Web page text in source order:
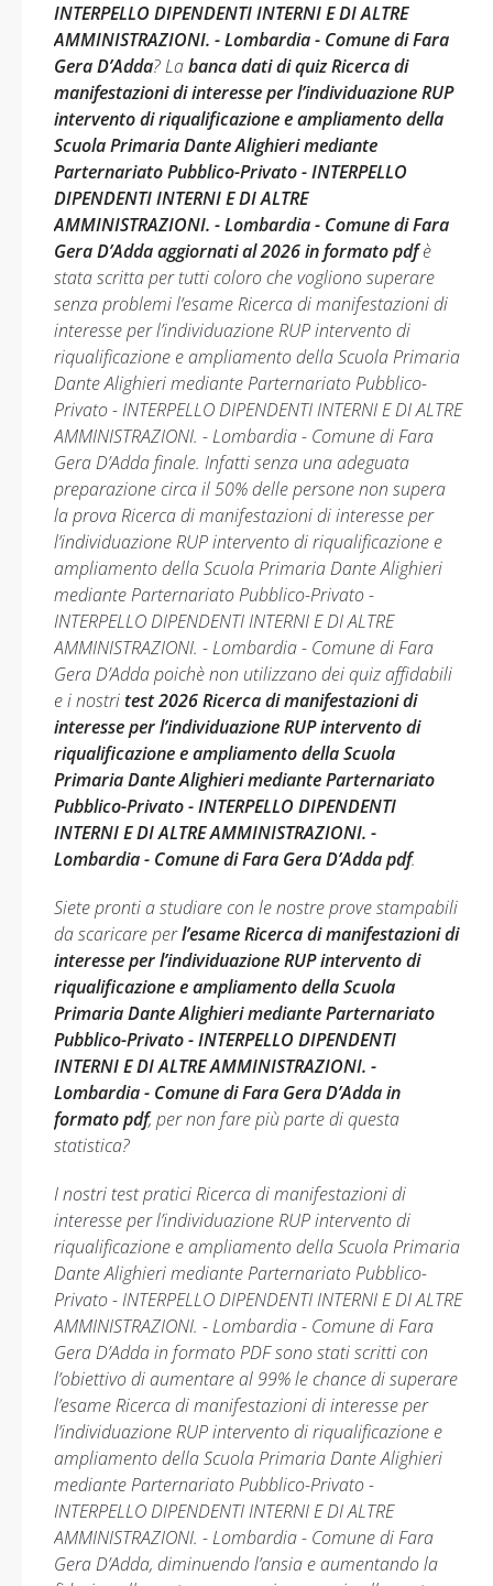
INTERPELLO DIPENDENTI INTERNI E DI ALTRE
AMMINISTRAZIONI. - Lombardia - Comune di Fara
Gera D’Adda? Labanca dati di quiz Ricerca di
manifestazioni di interesse per l’individuazione RUP
intervento di riqualificazione e ampliamento della
Scuola Primaria Dante Alighieri mediante
Parternariato Pubblico-Privato - INTERPELLO
DIPENDENTI INTERNI E DI ALTRE
AMMINISTRAZIONI. - Lombardia - Comune di Fara
Gera D’Adda aggiornati al 2026 in formato pdfè
stata scritta per tutti coloro che vogliono superare
senza problemi l’esame Ricerca di manifestazioni di
interesse per l’individuazione RUP intervento di
riqualificazione e ampliamento della Scuola Primaria
Dante Alighieri mediante Parternariato Pubblico-
Privato - INTERPELLO DIPENDENTI INTERNI E DI ALTRE
AMMINISTRAZIONI. - Lombardia - Comune di Fara
Gera D’Adda finale. Infatti senza una adeguata
preparazione circa il 50% delle persone non supera
la prova Ricerca di manifestazioni di interesse per
l’individuazione RUP intervento di riqualificazione e
ampliamento della Scuola Primaria Dante Alighieri
mediante Parternariato Pubblico-Privato -
INTERPELLO DIPENDENTI INTERNI E DI ALTRE
AMMINISTRAZIONI. - Lombardia - Comune di Fara
Gera D’Adda poichè non utilizzano dei quiz affidabili
e i nostri test 2026 Ricerca di manifestazioni di
interesse per l’individuazione RUP intervento di
riqualificazione e ampliamento della Scuola
Primaria Dante Alighieri mediante Parternariato
Pubblico-Privato - INTERPELLO DIPENDENTI
INTERNI E DI ALTRE AMMINISTRAZIONI. -
Lombardia - Comune di Fara Gera D’Adda pdf.
Siete pronti a studiare con le nostre prove stampabili
da scaricare perl’esame Ricerca di manifestazioni di
interesse per l’individuazione RUP intervento di
riqualificazione e ampliamento della Scuola
Primaria Dante Alighieri mediante Parternariato
Pubblico-Privato - INTERPELLO DIPENDENTI
INTERNI E DI ALTRE AMMINISTRAZIONI. -
Lombardia - Comune di Fara Gera D’Adda in
formato pdf, per non fare più parte di questa
statistica?
I nostri test pratici Ricerca di manifestazioni di
interesse per l’individuazione RUP intervento di
riqualificazione e ampliamento della Scuola Primaria
Dante Alighieri mediante Parternariato Pubblico-
Privato - INTERPELLO DIPENDENTI INTERNI E DI ALTRE
AMMINISTRAZIONI. - Lombardia - Comune di Fara
Gera D’Adda in formato PDF sono stati scritti con
l’obiettivo di aumentare al 99% le chance di superare
l’esame Ricerca di manifestazioni di interesse per
l’individuazione RUP intervento di riqualificazione e
ampliamento della Scuola Primaria Dante Alighieri
mediante Parternariato Pubblico-Privato -
INTERPELLO DIPENDENTI INTERNI E DI ALTRE
AMMINISTRAZIONI. - Lombardia - Comune di Fara
Gera D’Adda, diminuendo l’ansia e aumentando la